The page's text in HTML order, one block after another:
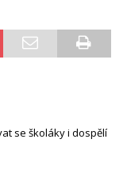
se školáky i dospělí